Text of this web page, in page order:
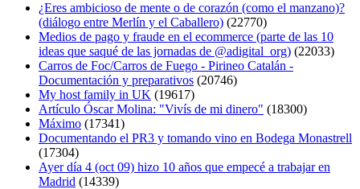
¿Eres ambicioso de mente o de corazón (como el manzano)?
(diálogo entre Merlín y el Caballero) (22770)
Medios de pago y fraude en el ecommerce (parte de las 10
ideas que saqué de las jornadas de @adigital_org) (22033)
Carros de Foc/Carros de Fuego - Pirineo Catalán -
Documentación y preparativos (20746)
My host family in UK (19617)
Artículo Óscar Molina: "Vivís de mi dinero" (18300)
Máximo (17341)
Documentando el PR3 y tomando vino en Bodega Monastrell
(17304)
Ayer día 4 (oct 09) hizo 10 años que empecé a trabajar en
Madrid (14339)